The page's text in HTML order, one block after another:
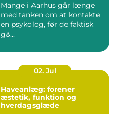
Mange i Aarhus går længe
med tanken om at kontakte
en psykolog, før de faktisk
g&...
02. Jul
Haveanlæg: forener
æstetik, funktion og
hverdagsglæde